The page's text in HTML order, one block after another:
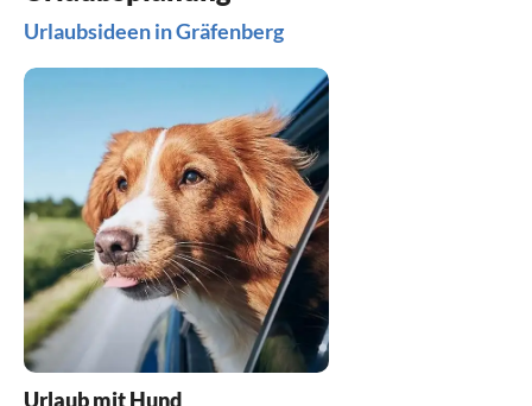
Urlaubsideen in Gräfenberg
Urlaub mit Hund